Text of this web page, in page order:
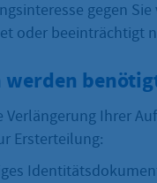
gegen Sie
oder beeinträchtigt
Ihrer
Ersterteilung: